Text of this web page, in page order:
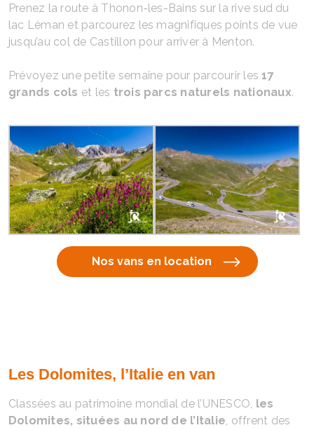
Prenez la route à Thonon-les-Bains sur la rive sud du
lac Léman et parcourez les magnifiques points de vue
jusqu’au col de Castillon pour arriver à Menton.
Prévoyez une petite semaine pour parcourir les17
grands cols et les trois parcs naturels nationaux.
Nos vans en location
Les Dolomites, l’Italie en van
Classées au patrimoine mondial de l’UNESCO, les
Dolomites, situées au nord de l’Italie, offrent des